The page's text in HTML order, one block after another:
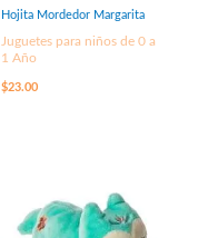
Hojita Mordedor Margarita
Juguetes para niños de 0 a
1 Año
$23.00